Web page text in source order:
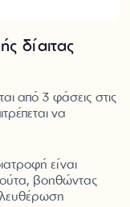
δίαιτας
από 3 φάσεις στις
να
είναι
βοηθώντας